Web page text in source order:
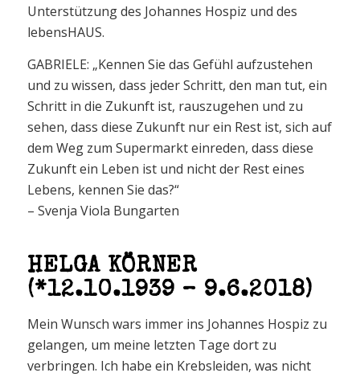
Unterstützung des Johannes Hospiz und des
lebensHAUS.
GABRIELE: „Kennen Sie das Gefühl aufzustehen
und zu wissen, dass jeder Schritt, den man tut, ein
Schritt in die Zukunft ist, rauszugehen und zu
sehen, dass diese Zukunft nur ein Rest ist, sich auf
dem Weg zum Supermarkt einreden, dass diese
Zukunft ein Leben ist und nicht der Rest eines
Lebens, kennen Sie das?“
– Svenja Viola Bungarten
HELGA KÖRNER
(*12.10.1939 – 9.6.2018)
Mein Wunsch wars immer ins Johannes Hospiz zu
gelangen, um meine letzten Tage dort zu
verbringen. Ich habe ein Krebsleiden, was nicht